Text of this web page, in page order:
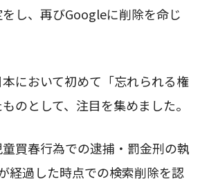
し、再びGoogleに削除を命じ
において初めて「忘れられる権
のとして、注目を集めました。
買春行為での逮捕・罰金刑の執
経過した時点での検索削除を認